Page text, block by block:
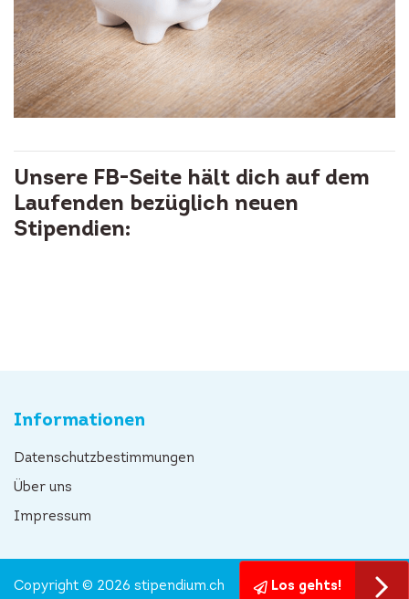
Unsere FB-Seite hält dich auf dem
Laufenden bezüglich neuen
Stipendien:
Informationen
Datenschutzbestimmungen
Über uns
Impressum
Los gehts!
Copyright © 2026 stipendium.ch